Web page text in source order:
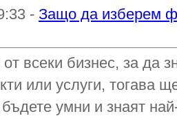
- Защо да изберем
всеки бизнес, за да
или услуги, тогава
умни и знаят